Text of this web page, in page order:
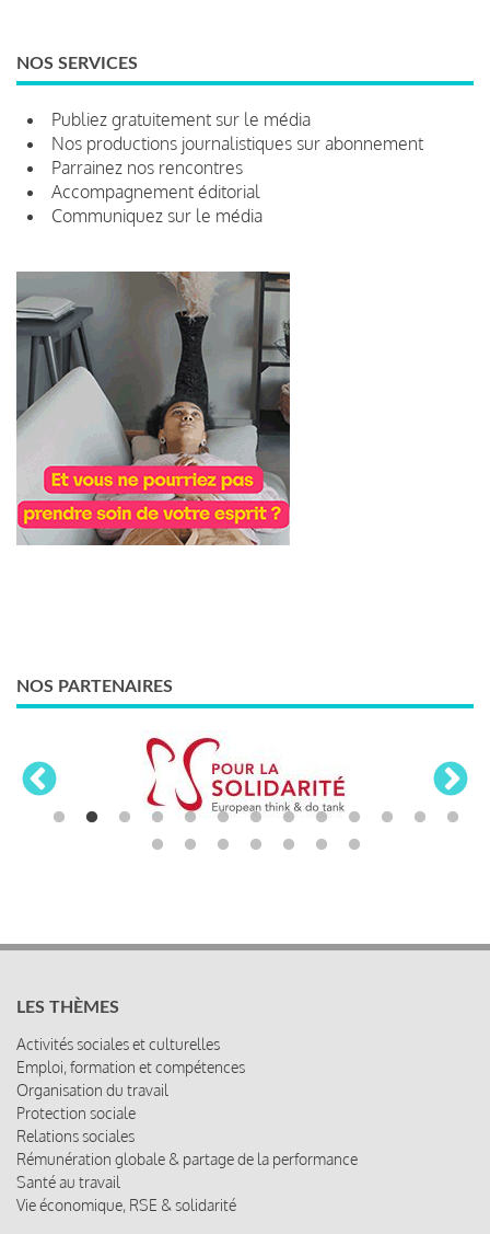
NOS SERVICES
Publiez gratuitement sur le média
Nos productions journalistiques sur abonnement
Parrainez nos rencontres
Accompagnement éditorial
Communiquez sur le média
NOS PARTENAIRES
Emploi, formation et compétences
Organisation du travail
Protection sociale
Relations sociales
Rémunération globale & partage de la performance
Santé au travail
Vie économique, RSE & solidarité